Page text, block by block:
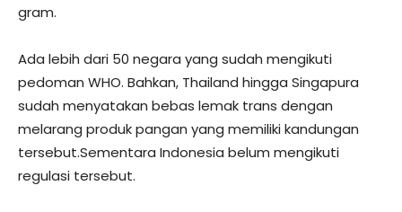
gram.
Ada lebih dari 50 negara yang sudah mengikuti
pedoman WHO. Bahkan, Thailand hingga Singapura
sudah menyatakan bebas lemak trans dengan
melarang produk pangan yang memiliki kandungan
tersebut.Sementara Indonesia belum mengikuti
regulasi tersebut.